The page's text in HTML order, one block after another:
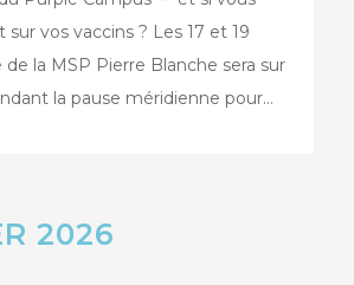
sur vos vaccins ? Les 17 et 19
de la MSP Pierre Blanche sera sur
la pause méridienne pour…
2026